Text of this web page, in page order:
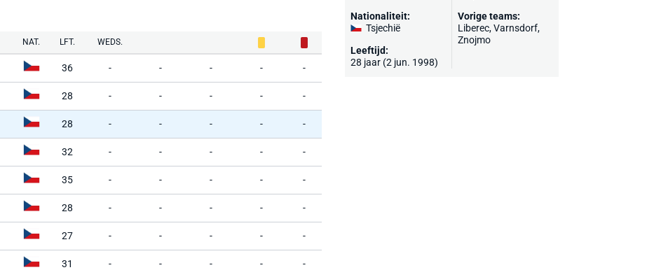
NAT. LFT. WEDS.
36 - - - - -
28 - - - - -
28 - - - - -
32 - - - - -
35 - - - - -
28 - - - - -
27 - - - - -
31 - - - - -
Nationaliteit:
Tsjechië
Leeftijd:
28 jaar (2 jun. 1998)
Vorige teams:
Liberec, Varnsdorf,
Znojmo